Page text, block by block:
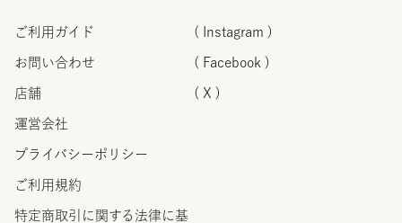
ご利用ガイド
お問い合わせ
店舗
運営会社
プライバシーポリシー
ご利用規約
特定商取引に関する法律に 基
( Instagram )
( Facebook )
( X )